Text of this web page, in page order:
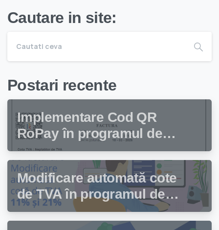
Cautare in site:
Postari recente
Implementare Cod QR
RoPay în programul de
facturare Facturis
Modificare automată cote
de TVA în programul de
facturare Facturis